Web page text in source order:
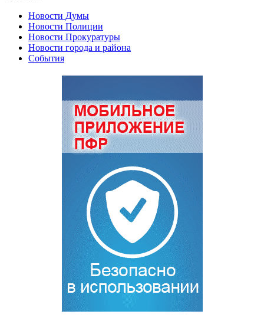
Новости Думы
Новости Полиции
Новости Прокуратуры
Новости города и района
События